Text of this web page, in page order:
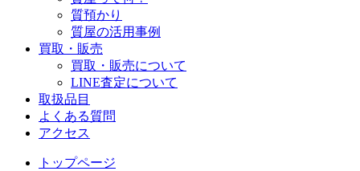
質預かり
質屋の活用事例
買取・販売
買取・販売について
LINE査定について
取扱品目
よくある質問
アクセス
トップページ